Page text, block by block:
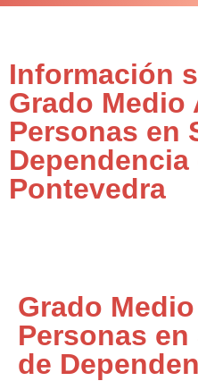
Información
Grado Medio
Personas en
Dependencia
Pontevedra
Grado
Personas
de